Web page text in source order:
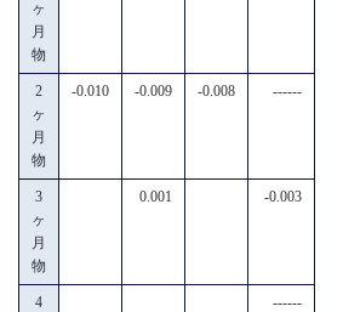
ヶ
月
物
2
ヶ
月
物
-0.010 -0.009 -0.008 ------
3
ヶ
月
物
0.001 -0.003
4
------